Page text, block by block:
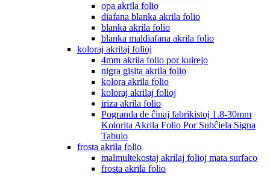
opa akrila folio
diafana blanka akrila folio
blanka akrila folio
blanka maldiafana akrila folio
koloraj akrilaj folioj
4mm akrila folio por kuirejo
nigra gisita akrila folio
kolora akrila folio
koloraj akrilaj folioj
iriza akrila folio
Pogranda de ĉinaj fabrikistoj 1.8-30mm
Kolorita Akrila Folio Por Subĉiela Signa
Tabulo
frosta akrila folio
malmultekostaj akrilaj folioj mata surfaco
frosta akrila folio